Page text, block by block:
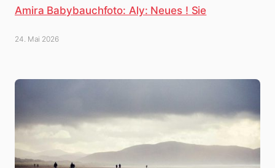
Amira Babybauchfoto: Aly: Neues ! Sie
24. Mai 2026